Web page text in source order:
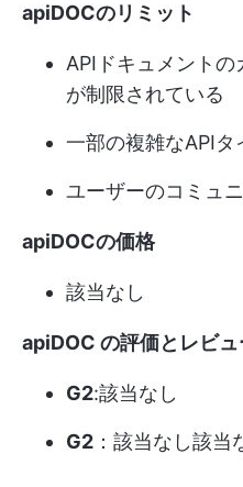
apiDOCのリミット
APIドキュメント
が制限されている
一部の複雑なAPI
ユーザーのコミュ
apiDOCの価格
該当なし
apiDOC の評価とレビュ
G2:該当なし
G2 ：該当なし該当